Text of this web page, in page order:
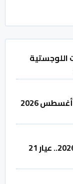
اللوجستية
استقرار سعر الأسمنت اليوم الجمعة 7 أغسطس 2026
سعر الذهب اليوم الجمعة 7 أغسطس 2026.. عيار 21